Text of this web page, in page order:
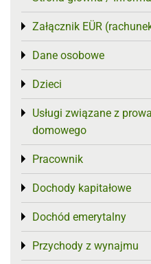
Załącznik EÜR
Toggle menu
Dane osobowe
Toggle menu
Dzieci
Toggle menu
Usługi związane z
domowego
Toggle menu
Pracownik
Toggle menu
Dochody kapitałowe
Toggle menu
Dochód emerytalny
Toggle menu
Przychody z wynajmu
Toggle menu